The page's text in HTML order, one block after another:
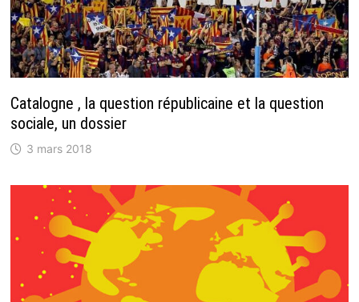
Catalogne , la question républicaine et la question
sociale, un dossier
3 mars 2018